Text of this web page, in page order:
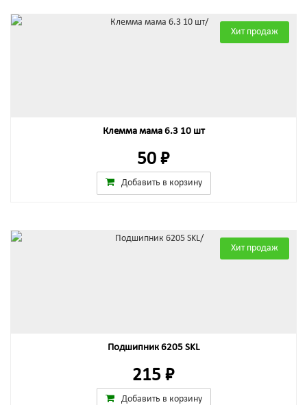
Хит продаж
Клемма мама 6.3 10 шт
50 ₽
Добавить в корзину
Хит продаж
Подшипник 6205 SKL
215 ₽
Добавить в корзину